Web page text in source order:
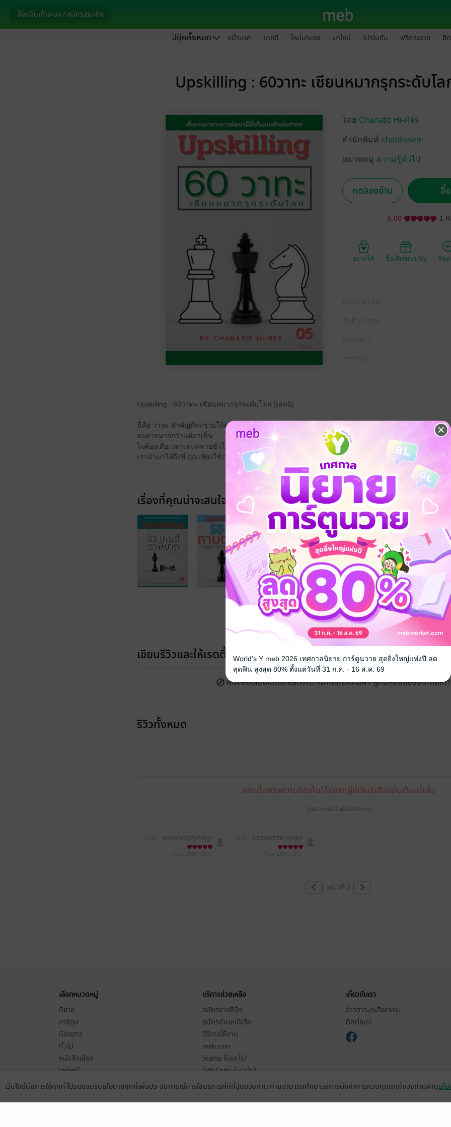
ล็อกอินเข้าระบบ / สมัครสมาชิก
อีบุ๊กทั้งหมด หน้าแรก ขายดี ใหม่มาแรง มาใหม่ โปรโมชัน ฟรีกระจาย ฮิ
Upskilling : 60วาทะ เซียนหมากรุกระดับโล
โดย Chanatip Hi-Res
สำนักพิมพ์ chankasem
หมวดหมู่ ความรู้ทั่วไป
ทดลองอ่าน ซื้
5.00 1
อยากได้ ซื้อเป็นของขวัญ ติด
Upskilling : 60วาทะ เซียนหมากรุกระดับโลก (เล่ม5)
นี่คือ วาทะ สำคัญที่จะช่วยให้คุณเข้าใจเกมหมากรุกได้ดีขึ้น
คมคายมากกว่าแค่ตาเห็น
ไม่ต้องเสียเวลาเล่นหลายชั่วโมงเพื่อให้ได้ความรู้เหล่านี้
เรานำมาให้ถึงที่ คุณเพียงใช้เวลาศึกษาเพียงชั่วครู่
เรื่องที่คุณน่าจะสนใจ
เขียนรีวิวและให้เรตติ้ง
หนังสือเล่มนี้เปิดให้แสดงความคิดเห็นได้เฉพาะผู้ที่มีหนังสือฉบับเต็มเท่
รีวิวทั้งหมด
ขณะนี้แสดงความคิดเห็นได้เฉพาะผู้ที่มีหนังสือฉบับเต็มเท่านั้น
(ข้อความอัตโนมัติจากระบบ)
NDQ0MDZiZjA5YjljZ
TYxNGY2MjYwZWMxNDkzNz
NDQ0MDZiZjA5YjljZ
TYxNGY2MjYwZWMxNDkzNz
หน้าที่ 1
เลือกหมวดหมู่
นิยาย
การ์ตูน
นิตยสาร
ทั่วไป
หนังสือเสียง
บุฟเฟต์
บริการช่วยเหลือ
สมัครขายอีบุ๊ก
สมัครอ่านหนังสือ
วิธีการใช้งาน
meb coin
Stamp คืออะไร?
Gift Code คืออะไร?
เงื่อนไขในการใช้บริการ
เกี่ยวกับเรา
ข่าวสารและกิจกรรม
ติดต่อเรา
เว็บไซต์นี้มีการใช้คุกกี้ โปรดยอมรับนโยบายคุกกี้เพื่อประสบการณ์การใช้บริการที่ดีที่สุดของท่าน ท่านสามารถศึกษาวิธีการตั้งค่าการควบคุมคุกกี้ของท่านผ่านนโ
World's Y meb 2026 เทศกาลนิยาย การ์ตูนวาย สุดยิ่งใหญ่แห่งปี ลด
สุดฟิน สูงสุด 80% ตั้งแต่วันที่ 31 ก.ค. - 16 ส.ค. 69